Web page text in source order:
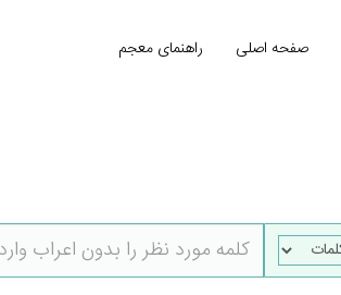
صفحه اصلی راهنمای معجم